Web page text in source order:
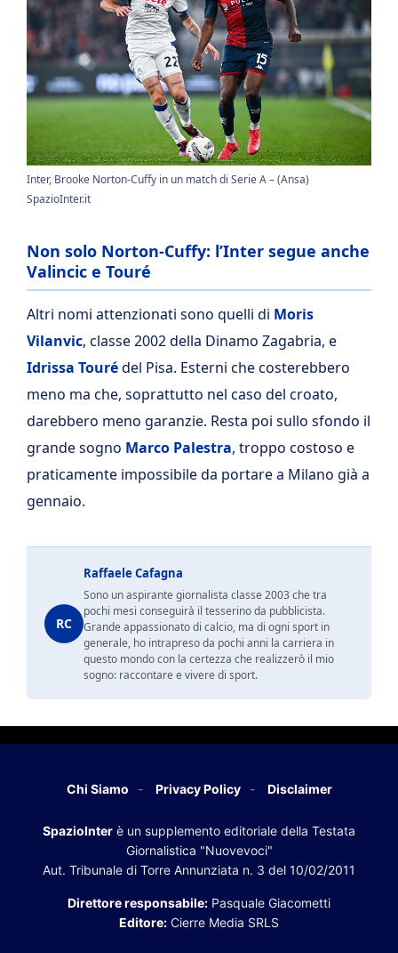
Inter, Brooke Norton-Cuffy in un match di Serie A – (Ansa)
SpazioInter.it
Non solo Norton-Cuffy: l’Inter segue anche
Valincic e Touré
Altri nomi attenzionati sono quelli di Moris
Vilanvic, classe 2002 della Dinamo Zagabria, e
Idrissa Tourédel Pisa. Esterni che costerebbero
meno ma che, soprattutto nel caso del croato,
darebbero meno garanzie. Resta poi sullo sfondo il
grande sogno Marco Palestra, troppo costoso e
praticamente impossibile da portare a Milano già a
gennaio.
RC
Raffaele Cafagna
Sono un aspirante giornalista classe 2003 che tra
pochi mesi conseguirà il tesserino da pubblicista.
Grande appassionato di calcio, ma di ogni sport in
generale, ho intrapreso da pochi anni la carriera in
questo mondo con la certezza che realizzerò il mio
sogno: raccontare e vivere di sport.
Chi Siamo Privacy Policy Disclaimer
SpazioInter è un supplemento editoriale della Testata
Giornalistica "Nuovevoci"
Aut. Tribunale di Torre Annunziata n. 3 del 10/02/2011
Direttore responsabile: Pasquale Giacometti
Editore: Cierre Media SRLS